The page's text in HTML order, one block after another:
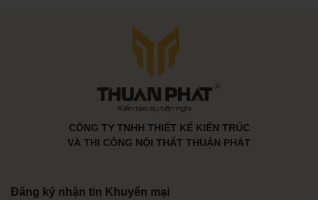
CÔNG TY TNHH THIẾT KẾ KIẾN TRÚC
VÀ THI CÔNG NỘI THẤT THUẬN PHÁT
Đăng ký nhận tin Khuyến mại